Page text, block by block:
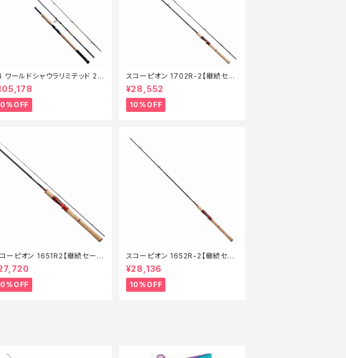
ワールドシャウラリミテッド 21
3【継続セール_ロッド】【1
スコーピオン 1702R-2【継続セー
ル_ロッド】【10】
¥28,552
10%OFF
ーピオン 1651R2【継続セール
ド】【10】
スコーピオン 1652R-2【継続セー
ル_ロッド】【10】
¥28,136
10%OFF